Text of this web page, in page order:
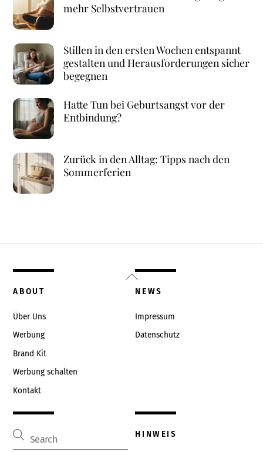
mehr Selbstvertrauen
Stillen in den ersten Wochen entspannt
gestalten und Herausforderungen sicher
begegnen
Hatte Tun bei Geburtsangst vor der
Entbindung?
Zurück in den Alltag: Tipps nach den
Sommerferien
Back
To
ABOUT
Über Uns
Werbung
Brand Kit
Werbung schalten
Kontakt
NEWS
Impressum
Datenschutz
HINWEIS